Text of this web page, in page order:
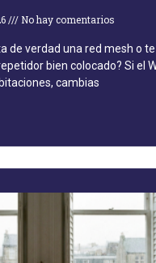
No hay comentarios
de verdad una red mesh o te
bien colocado? Si el
cambias